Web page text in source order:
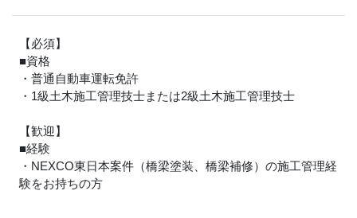
【必須】
■資格
・普通自動車運転免許
・1級土木施工管理技士または2級土木施工管理技士
【歓迎】
■経験
・NEXCO東日本案件（橋梁塗装、橋梁補修）の施工管理経
験をお持ちの方